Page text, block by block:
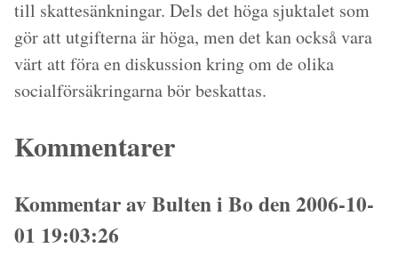
till skattesänkningar. Dels det höga sjuktalet som
gör att utgifterna är höga, men det kan också vara
värt att föra en diskussion kring om de olika
socialförsäkringarna bör beskattas.
Kommentarer
Kommentar av Bulten i Bo den 2006-10-
01 19:03:26